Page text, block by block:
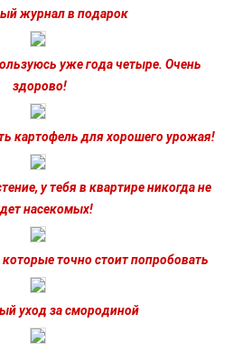
журнал в подарок
уже года четыре. Очень
здорово!
картофель для хорошего урожая!
у тебя в квартире никогда не
насекомых!
точно стоит попробовать
уход за смородиной